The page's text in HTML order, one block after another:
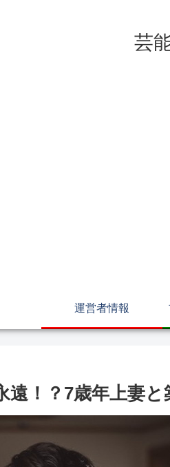
芸
運営者情報
遠！？7歳年上妻と